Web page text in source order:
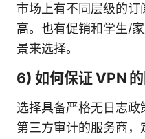
市场上有不同层级的
高。也有促销和学生/
景来选择。
6) 如何保证 VPN 的
选择具备严格无日志
第三方审计的服务商，